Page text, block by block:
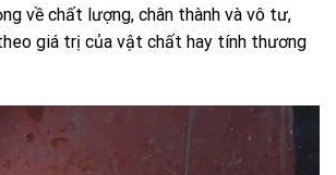
về chất lượng, chân thành và vô tư,
giá trị của vật chất hay tính thương